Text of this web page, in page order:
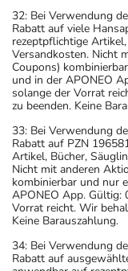
32: Bei Verwendung
Rabatt auf viele
rezeptpflichtige
Versandkosten. Nicht
Coupons)
und in der APONEO
solange der Vorrat
zu beenden. Keine
33: Bei Verwendung
Rabatt auf PZN
Artikel, Bücher,
Nicht mit anderen
kombinierbar und nur
APONEO App. Gültig:
Vorrat reicht. Wir
Keine Barauszahlung.
34: Bei Verwendung
Rabatt auf